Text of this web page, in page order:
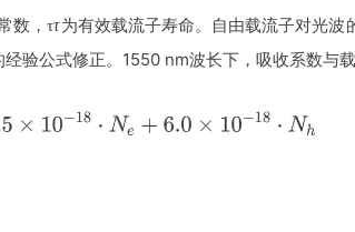
数， ττ为有效载流子寿命。自由载流子对光
验公式修正。1550 nm波长下，吸收系数与